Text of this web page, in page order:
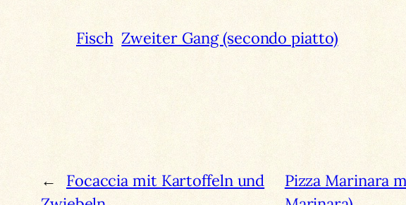
Fisch Zweiter Gang (secondo piatto)
←
Focaccia mit Kartoffeln und
Pizza Marinara